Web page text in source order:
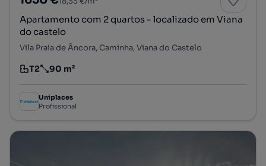
Apartamento com 2 quartos - localizado em Viana
do castelo
Vila Praia de Âncora, Caminha, Viana do Castelo
Tipologia
T2
Preço por metro quadrado
90 m²
Uniplaces
Profissional